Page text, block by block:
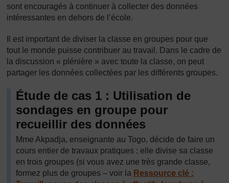
sont encouragés à continuer à collecter des données
intéressantes en dehors de l’école.
Il est important de diviser la classe en groupes pour que
tout le monde puisse contribuer au travail. Dans le cadre de
la discussion « plénière » avec toute la classe, on peut
partager les données collectées par les différents groupes.
Étude de cas 1 : Utilisation de
sondages en groupe pour
recueillir des données
Mme Akpadja, enseignante au Togo, décide de faire un
cours entier de travaux pratiques : elle divise sa classe
en trois groupes (si vous avez une très grande classe,
formez plus de groupes – voir la Ressource clé :